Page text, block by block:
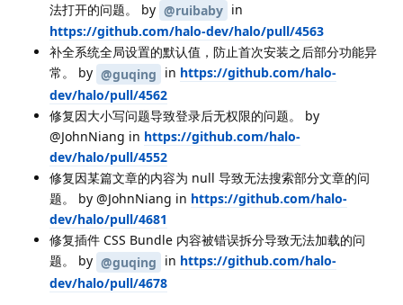
法打开的问题。 by @ruibaby in
https://github.com/halo-dev/halo/pull/4563
补全系统全局设置的默认值，防止首次安装之后部分功能异
常。 by @guqing in https://github.com/halo-
dev/halo/pull/4562
修复因大小写问题导致登录后无权限的问题。 by
@JohnNiang in https://github.com/halo-
dev/halo/pull/4552
修复因某篇文章的内容为 null 导致无法搜索部分文章的问
题。 by @JohnNiang in https://github.com/halo-
dev/halo/pull/4681
修复插件 CSS Bundle 内容被错误拆分导致无法加载的问
题。 by @guqing in https://github.com/halo-
dev/halo/pull/4678